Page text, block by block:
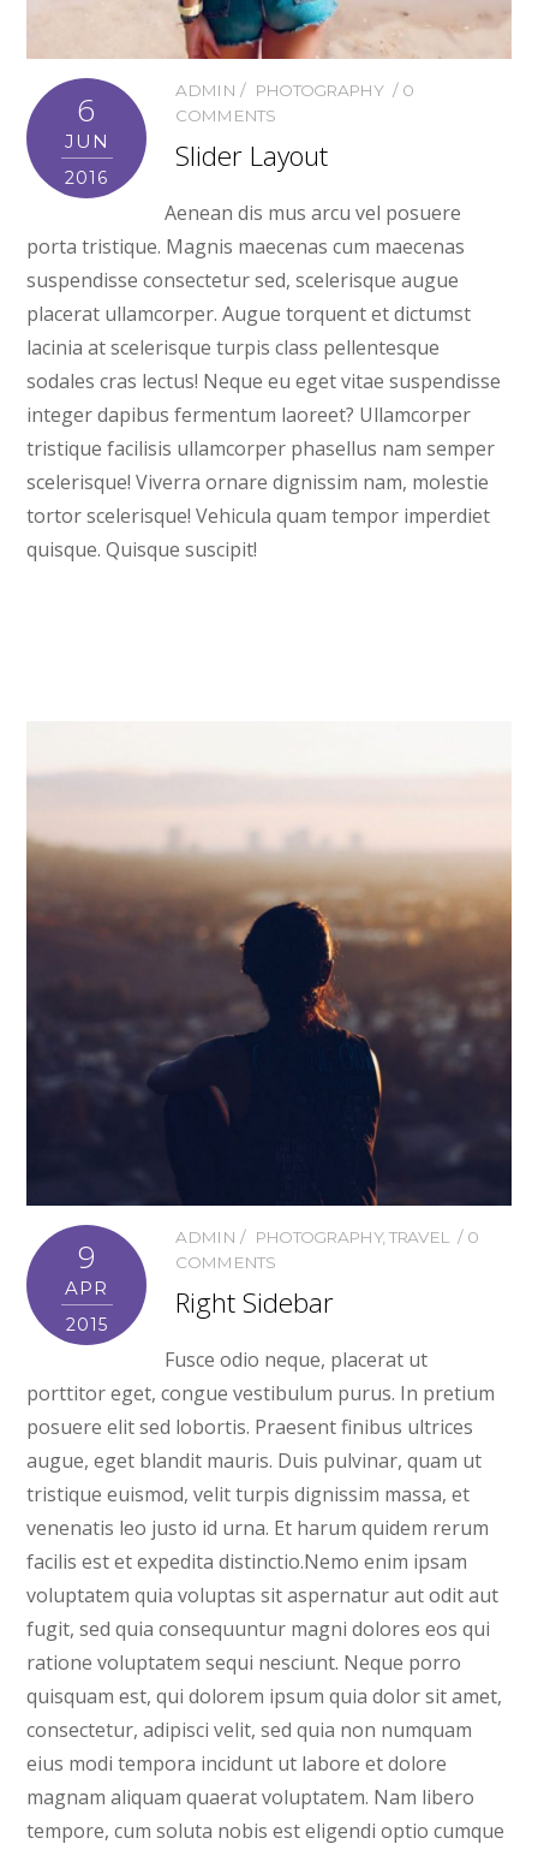
6
JUN
2016
ADMIN PHOTOGRAPHY
0
COMMENTS
Slider Layout
Aenean dis mus arcu vel posuere
porta tristique. Magnis maecenas cum maecenas
suspendisse consectetur sed, scelerisque augue
placerat ullamcorper. Augue torquent et dictumst
lacinia at scelerisque turpis class pellentesque
sodales cras lectus! Neque eu eget vitae suspendisse
integer dapibus fermentum laoreet? Ullamcorper
tristique facilisis ullamcorper phasellus nam semper
scelerisque! Viverra ornare dignissim nam, molestie
tortor scelerisque! Vehicula quam tempor imperdiet
quisque. Quisque suscipit!
9
APR
2015
ADMIN PHOTOGRAPHY, TRAVEL
0
COMMENTS
Right Sidebar
Fusce odio neque, placerat ut
porttitor eget, congue vestibulum purus. In pretium
posuere elit sed lobortis. Praesent finibus ultrices
augue, eget blandit mauris. Duis pulvinar, quam ut
tristique euismod, velit turpis dignissim massa, et
venenatis leo justo id urna. Et harum quidem rerum
facilis est et expedita distinctio.Nemo enim ipsam
voluptatem quia voluptas sit aspernatur aut odit aut
fugit, sed quia consequuntur magni dolores eos qui
ratione voluptatem sequi nesciunt. Neque porro
quisquam est, qui dolorem ipsum quia dolor sit amet,
consectetur, adipisci velit, sed quia non numquam
eius modi tempora incidunt ut labore et dolore
magnam aliquam quaerat voluptatem. Nam libero
tempore, cum soluta nobis est eligendi optio cumque